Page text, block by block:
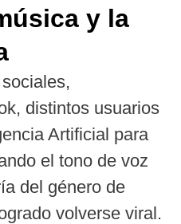
y la
distintos usuarios
Artificial para
el tono de voz
del género de
volverse viral.